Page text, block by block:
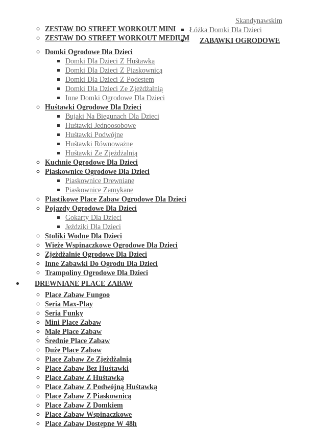
ZESTAW DO STREET WORKOUT MINI
ZESTAW DO STREET WORKOUT MEDIUM
Skandynawskim
Łóżka Domki Dla Dzieci
ZABAWKI OGRODOWE
Domki Ogrodowe Dla Dzieci
Domki Dla Dzieci Z Huśtawką
Domki Dla Dzieci Z Piaskownicą
Domki Dla Dzieci Z Podestem
Domki Dla Dzieci Ze Zjeżdżalnią
Inne Domki Ogrodowe Dla Dzieci
Huśtawki Ogrodowe Dla Dzieci
Bujaki Na Biegunach Dla Dzieci
Huśtawki Jednoosobowe
Huśtawki Podwójne
Huśtawki Równoważne
Huśtawki Ze Zjeżdżalnią
Kuchnie Ogrodowe Dla Dzieci
Piaskownice Ogrodowe Dla Dzieci
Piaskownice Drewniane
Piaskownice Zamykane
Plastikowe Place Zabaw Ogrodowe Dla Dzieci
Pojazdy Ogrodowe Dla Dzieci
Gokarty Dla Dzieci
Jeździki Dla Dzieci
Stoliki Wodne Dla Dzieci
Wieże Wspinaczkowe Ogrodowe Dla Dzieci
Zjeżdżalnie Ogrodowe Dla Dzieci
Inne Zabawki Do Ogrodu Dla Dzieci
Trampoliny Ogrodowe Dla Dzieci
DREWNIANE PLACE ZABAW
Place Zabaw Fungoo
Seria Max-Play
Seria Funky
Mini Place Zabaw
Małe Place Zabaw
Średnie Place Zabaw
Duże Place Zabaw
Place Zabaw Ze Zjeżdżalnią
Place Zabaw Bez Huśtawki
Place Zabaw Z Huśtawką
Place Zabaw Z Podwójną Huśtawką
Place Zabaw Z Piaskownicą
Place Zabaw Z Domkiem
Place Zabaw Wspinaczkowe
Place Zabaw Dostępne W 48h